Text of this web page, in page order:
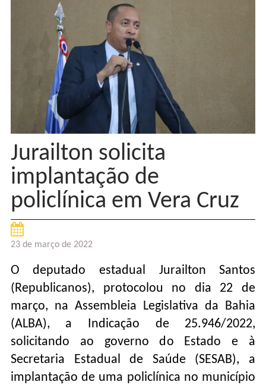
Jurailton solicita
implantação de
policlínica em Vera Cruz
23 de março de 2022
O deputado estadual Jurailton Santos
(Republicanos), protocolou no dia 22 de
março, na Assembleia Legislativa da Bahia
(ALBA), a Indicação de 25.946/2022,
solicitando ao governo do Estado e à
Secretaria Estadual de Saúde (SESAB), a
implantação de uma policlínica no município